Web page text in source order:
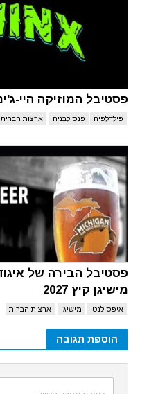
פסטיבל המוזיקה היי-
פילדלפיה פנסילבניה ארצות הברית
פסטיבל הבירה של
מישיגן קיץ 2027
איפסילנטי מישיגן ארצות הברית
הוספת תגובה